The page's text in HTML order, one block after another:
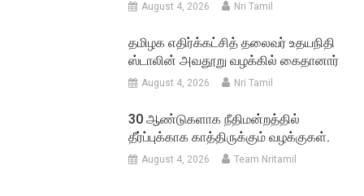
August 4, 2026 Nri Tamil
தமிழக எதிர்க்கட்சித் தலைவர் உதயநிதி
ஸ்டாலின் அவதூறு வழக்கில் கைதானார்
August 4, 2026 Nri Tamil
30 ஆண்டுகளாக நீதிமன்றத்தில்
தீர்ப்புக்காக காத்திருக்கும் வழக்குகள்.
August 4, 2026 Team Nritamil